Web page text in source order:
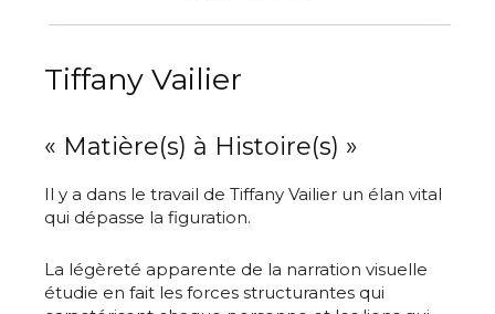
Tiffany Vailier
« Matière(s) à Histoire(s) »
Il y a dans le travail de Tiffany Vailier un élan vital
qui dépasse la figuration.
La légèreté apparente de la narration visuelle
étudie en fait les forces structurantes qui